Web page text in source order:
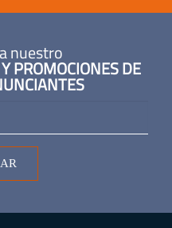
nuestro
PROMOCIONES DE